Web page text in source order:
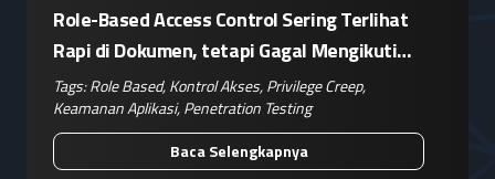
Role-Based Access Control Sering Terlihat
Rapi di Dokumen, tetapi Gagal Mengikuti
Operasional Nyata
Tags:Role Based,Kontrol Akses,Privilege Creep,
Keamanan Aplikasi,Penetration Testing
Baca Selengkapnya